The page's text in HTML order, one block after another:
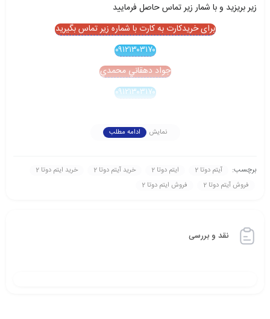
زير بريزيد و با شمار زير تماس حاصل فرماييد
برای خریدکارت به کارت با شماره زیر تماس بگیرید
۰۹۱۲۱۳۰۳۱۷۰
جواد دهقاني محمدي
۰۹۱۲۱۳۰۳۱۷۰
نمایش ادامه مطلب
برچسب: آیتم دوتا 2 ایتم دوتا 2 خرید آیتم دوتا 2
خرید ایتم دوتا 2
فروش آیتم دوتا 2
فروش ایتم دوتا 2
نقد و بررسی